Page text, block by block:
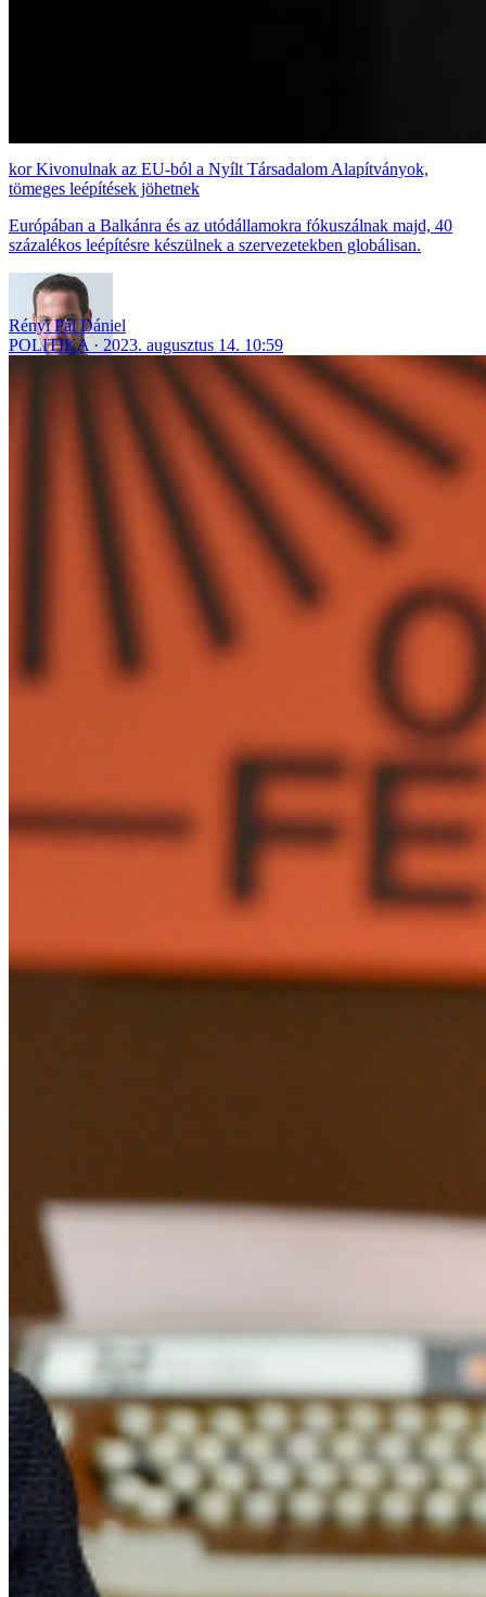
Kivonulnak az EU-ból a Nyílt Társadalom Alapítványok,
tömeges leépítések jöhetnek
Európában a Balkánra és az utódállamokra fókuszálnak majd, 40
százalékos leépítésre készülnek a szervezetekben globálisan.
Rényi Pál Dániel
POLITIKA
2023. augusztus 14. 10:59